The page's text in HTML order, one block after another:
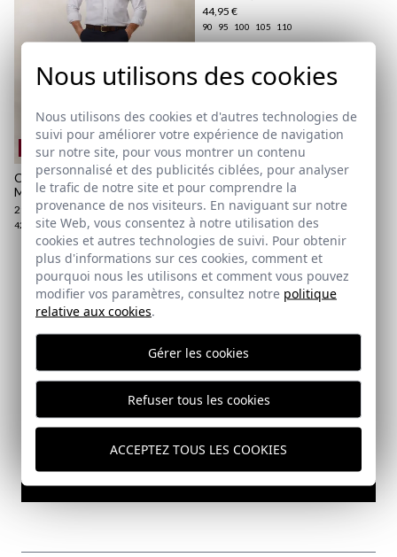
REMATE de REBAJAS
CHINO SLIM-FIT | BLEU
MARINE
29,95 € / 39,95 €
42 44 46 48 52 54
44,95 €
90 95 100 105 110
Abonnez-vous à notre Newsletter
J'ai lu et j'accepte votre
politique de protection des
ENVOYER
Nous utilisons des cookies
Nous utilisons des cookies et d'autres technologies de
suivi pour améliorer votre expérience de navigation
sur notre site, pour vous montrer un contenu
personnalisé et des publicités ciblées, pour analyser
le trafic de notre site et pour comprendre la
provenance de nos visiteurs. En naviguant sur notre
site Web, vous consentez à notre utilisation des
cookies et autres technologies de suivi. Pour obtenir
plus d'informations sur ces cookies, comment et
pourquoi nous les utilisons et comment vous pouvez
modifier vos paramètres, consultez notre politique
relative aux cookies.
Gérer les cookies
Refuser tous les cookies
ACCEPTEZ TOUS LES COOKIES